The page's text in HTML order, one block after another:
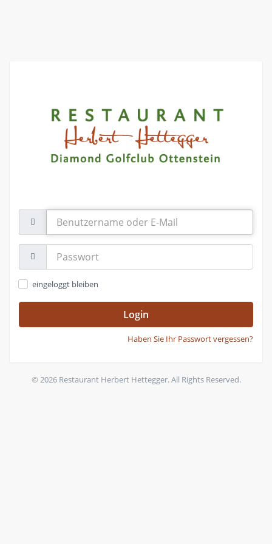
oder
E-
Mail
eingeloggt bleiben
Login
Haben Sie Ihr Passwort vergessen?
© 2026 Restaurant Herbert Hettegger. All Rights Reserved.